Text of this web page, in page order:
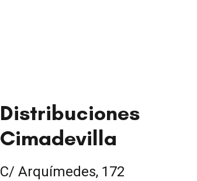
Distribuciones
Cimadevilla
C/ Arquímedes, 172